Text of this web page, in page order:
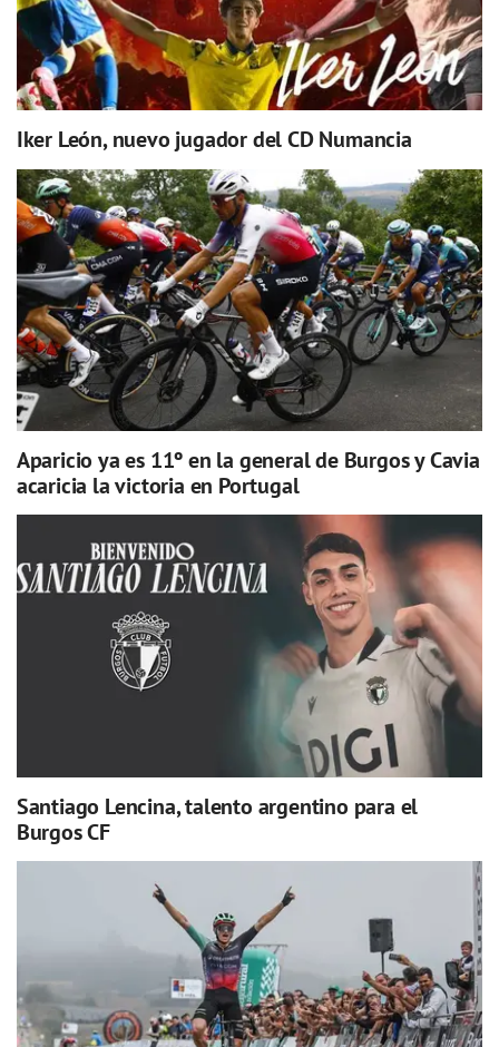
Iker León, nuevo jugador del CD Numancia
Aparicio ya es 11º en la general de Burgos y Cavia
acaricia la victoria en Portugal
Santiago Lencina, talento argentino para el
Burgos CF